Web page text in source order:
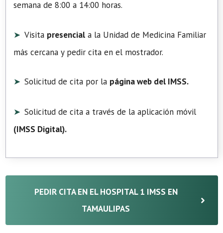
semana de 8:00 a 14:00 horas.
Visita presencial a la Unidad de Medicina Familiar
más cercana y pedir cita en el mostrador.
Solicitud de cita por la página web del IMSS.
Solicitud de cita a través de la aplicación móvil
(IMSS Digital).
PEDIR CITA EN EL HOSPITAL 1 IMSS EN
TAMAULIPAS